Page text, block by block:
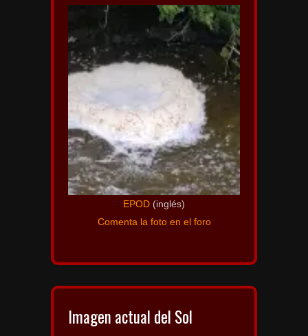
EPOD (inglés)
Comenta la foto en el foro
Imagen actual del Sol